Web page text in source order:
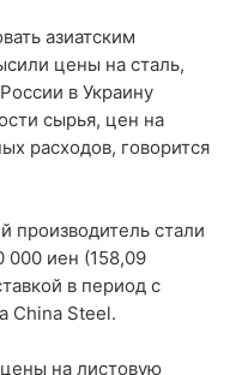
азиатским
цены на сталь,
в Украину
сырья, цен на
расходов, говорится
производитель стали
000 иен (158,09
в ​​период с
China Steel.
на листовую